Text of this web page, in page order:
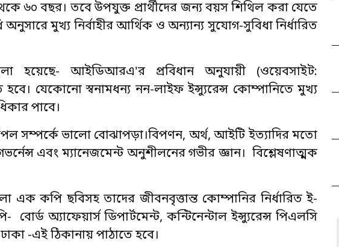
৬০ বছর। তবে উপযুক্ত প্রার্থীদের জন্য বয়স শিথিল করা যেতে
মুখ্য নির্বাহীর আর্থিক ও অন্যান্য সুযোগ-সুবিধা নির্ধারিত
হয়েছে- আইডিআরএ'র প্রবিধান অনুযায়ী (ওয়েবসাইট:
যেকোনো স্বনামধন্য নন-লাইফ ইন্স্যুরেন্স কোম্পানিতে মুখ্য
পাবে।
সম্পর্কে ভালো বোঝাপড়া।বিপণন, অর্থ, আইটি ইত্যাদির মতো
এবং ম্যানেজমেন্ট অনুশীলনের গভীর জ্ঞান। বিশ্লেষণাত্মক
এক কপি ছবিসহ তাদের জীবনবৃত্তান্ত কোম্পানির নির্ধারিত ই-
অ্যাফেয়ার্স ডিপার্টমেন্ট, কন্টিনেন্টাল ইন্স্যুরেন্স পিএলসি
-এই ঠিকানায় পাঠাতে হবে।